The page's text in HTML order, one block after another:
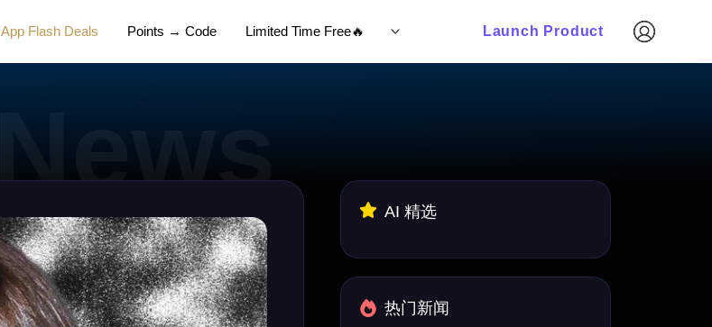
App Flash Deals Points → Code Limited Time Free🔥 Launch Product
AI 精选
热门新闻